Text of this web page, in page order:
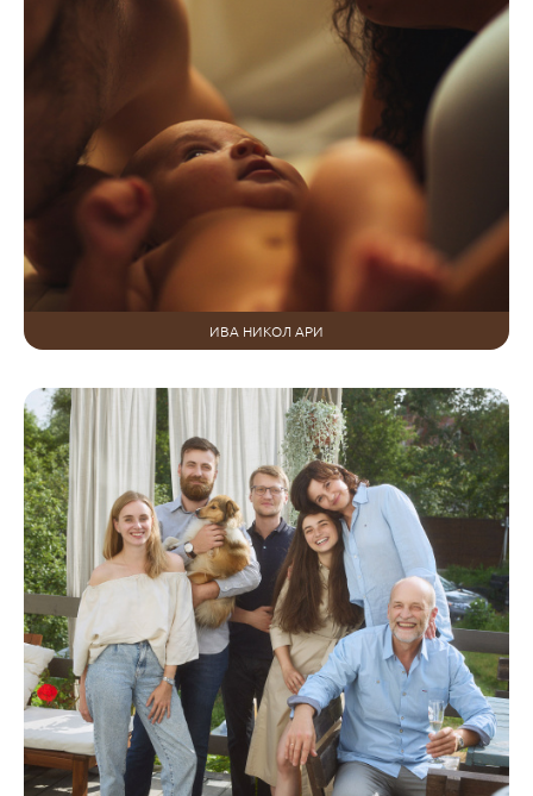
ИВА НИКОЛ АРИ